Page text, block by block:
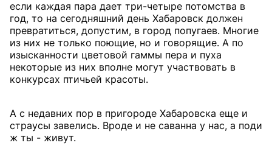
если каждая пара дает три-четыре потомства в
год, то на сегодняшний день Хабаровск должен
превратиться, допустим, в город попугаев. Многие
из них не только поющие, но и говорящие. А по
изысканности цветовой гаммы пера и пуха
некоторые из них вполне могут участвовать в
конкурсах птичьей красоты.
А с недавних пор в пригороде Хабаровска еще и
страусы завелись. Вроде и не саванна у нас, а поди
ж ты - живут.